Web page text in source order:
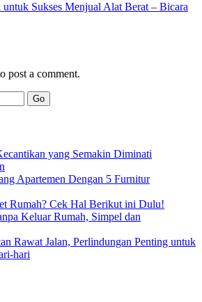
Sukses Menjual Alat Berat – Bicara
post a comment.
yang Semakin Diminati
Apartemen Dengan 5 Furnitur
Rumah? Cek Hal Berikut ini Dulu!
Keluar Rumah, Simpel dan
Rawat Jalan, Perlindungan Penting untuk
hari